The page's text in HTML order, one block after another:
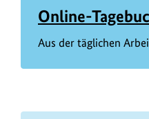
Online-
Aus der täglichen